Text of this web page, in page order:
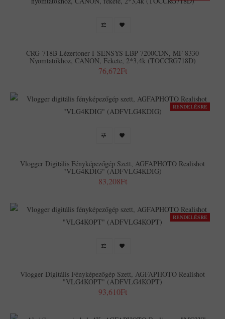
CRG-718B Lézertoner I-SENSYS LBP 7200CDN, MF 8330
Nyomtatókhoz, CANON, Fekete, 2*3,4k (TOCCRG718D)
76,672Ft
RENDELÉSRE
Vlogger Digitális Fényképezőgép Szett, AGFAPHOTO Realishot
"VLG4KDIG" (ADFVLG4KDIG)
83,208Ft
RENDELÉSRE
Vlogger Digitális Fényképezőgép Szett, AGFAPHOTO Realishot
"VLG4KOPT" (ADFVLG4KOPT)
93,610Ft